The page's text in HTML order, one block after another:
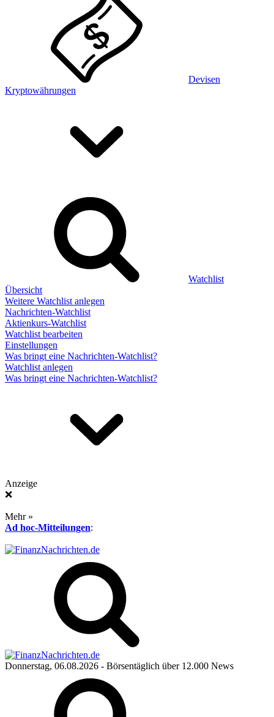
Devisen
Kryptowährungen
Watchlist
Übersicht
Weitere Watchlist anlegen
Nachrichten-Watchlist
Aktienkurs-Watchlist
Watchlist bearbeiten
Einstellungen
Was bringt eine Nachrichten-Watchlist?
Watchlist anlegen
Was bringt eine Nachrichten-Watchlist?
Anzeige
❌
Mehr »
Ad hoc-Mitteilungen:
Donnerstag, 06.08.2026 - Börsentäglich über 12.000 News